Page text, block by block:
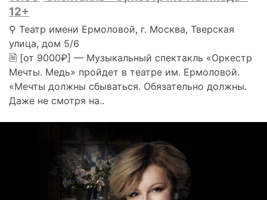
12+
⚲ Театр имени Ермоловой, г. Москва, Тверская
улица, дом 5/6
🗎 [от 9000₽] — Музыкальный спектакль «Оркестр
Мечты. Медь» пройдет в театре им. Ермоловой.
«Мечты должны сбываться. Обязательно должны.
Даже не смотря на..